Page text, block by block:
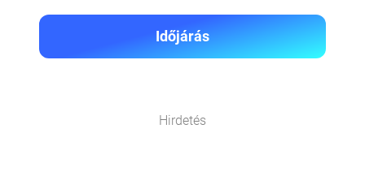
Időjárás
Hirdetés